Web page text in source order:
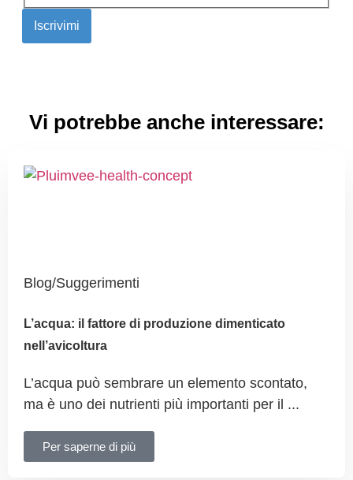
Vi potrebbe anche interessare:
Blog/Suggerimenti
L’acqua: il fattore di produzione dimenticato
nell’avicoltura
L’acqua può sembrare un elemento scontato,
ma è uno dei nutrienti più importanti per il ...
Per saperne di più